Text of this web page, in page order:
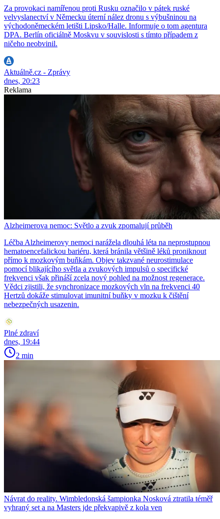
Za provokaci namířenou proti Rusku označilo v pátek ruské
velvyslanectví v Německu úterní nález dronu s výbušninou na
východoněmeckém letišti Lipsko/Halle. Informuje o tom agentura
DPA. Berlín oficiálně Moskvu v souvislosti s tímto případem z
ničeho neobvinil.
Aktuálně.cz - Zprávy
dnes, 20:23
Reklama
Alzheimerova nemoc: Světlo a zvuk zpomalují průběh
Léčba Alzheimerovy nemoci narážela dlouhá léta na neprostupnou
hematoencefalickou bariéru, která bránila většině léků proniknout
přímo k mozkovým buňkám. Objev takzvané neurostimulace
pomocí blikajícího světla a zvukových impulsů o specifické
frekvenci však přináší zcela nový pohled na možnost regenerace.
Vědci zjistili, že synchronizace mozkových vln na frekvenci 40
Hertzů dokáže stimulovat imunitní buňky v mozku k čištění
nebezpečných usazenin.
Plné zdraví
dnes, 19:44
2 min
Návrat do reality. Wimbledonská šampionka Nosková ztratila téměř
vyhraný set a na Masters jde překvapivě z kola ven